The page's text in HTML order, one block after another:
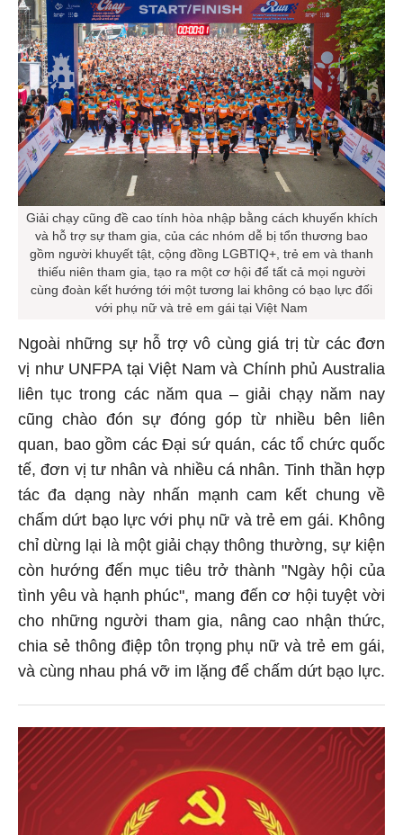
Giải chạy cũng đề cao tính hòa nhập bằng cách khuyến khích
và hỗ trợ sự tham gia, của các nhóm dễ bị tổn thương bao
gồm người khuyết tật, cộng đồng LGBTIQ+, trẻ em và thanh
thiếu niên tham gia, tạo ra một cơ hội để tất cả mọi người
cùng đoàn kết hướng tới một tương lai không có bạo lực đối
với phụ nữ và trẻ em gái tại Việt Nam
Ngoài những sự hỗ trợ vô cùng giá trị từ các đơn
vị như UNFPA tại Việt Nam và Chính phủ Australia
liên tục trong các năm qua – giải chạy năm nay
cũng chào đón sự đóng góp từ nhiều bên liên
quan, bao gồm các Đại sứ quán, các tổ chức quốc
tế, đơn vị tư nhân và nhiều cá nhân. Tinh thần hợp
tác đa dạng này nhấn mạnh cam kết chung về
chấm dứt bạo lực với phụ nữ và trẻ em gái. Không
chỉ dừng lại là một giải chạy thông thường, sự kiện
còn hướng đến mục tiêu trở thành "Ngày hội của
tình yêu và hạnh phúc", mang đến cơ hội tuyệt vời
cho những người tham gia, nâng cao nhận thức,
chia sẻ thông điệp tôn trọng phụ nữ và trẻ em gái,
và cùng nhau phá vỡ im lặng để chấm dứt bạo lực.